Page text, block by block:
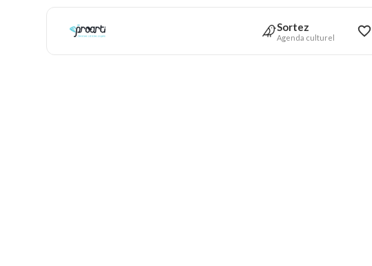
Sortez
Agenda culturel